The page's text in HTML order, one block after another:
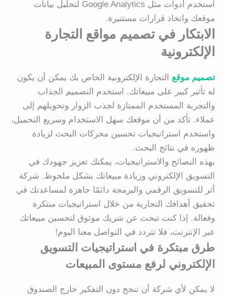
استخدم أدوات مثل Google Analytics لتحليل بيانات
موقعك واتخاذ قرارات مستنيرة.
الابتكار في تصميم مواقع التجارة
الإلكترونية
تصميم موقع التجارة الإلكترونية الخاص بك يمكن أن يكون
له تأثير كبير على مبيعاتك. استخدم التصميم الجذاب
والتجربة المستخدم الممتازة لجذب الزوار وتحويلهم إلى
عملاء. تأكد من أن موقعك سهل الاستخدام وسريع التحميل،
واستخدم استراتيجيات تحسين محركات البحث لزيادة
ظهوره في نتائج البحث.
بهذه النصائح والاستراتيجيات، يمكنك تعزيز جهودك في
التسويق الإلكتروني وزيادة مبيعاتك بشكل ملحوظ. شركة
أثر للتسويق الرقمي والبرمجة دائمًا جاهزة لمساعدتك في
تحقيق أهدافك التجارية من خلال استراتيجيات مبتكرة
وفعالة. إذا كنت تبحث عن شريك موثوق لتحسين مبيعاتك
عبر الإنترنت، فلا تتردد في التواصل معنا اليوم!
طرق مبتكرة في استراتيجيات التسويق
الإلكتروني لرفع مستوى المبيعات
لا يمكن لأي شركة أن تنجح دون التفكير خارج الصندوق